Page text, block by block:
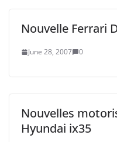
Nouvelle Ferrari
June 28, 2007 0
Nouvelles
Hyundai ix35